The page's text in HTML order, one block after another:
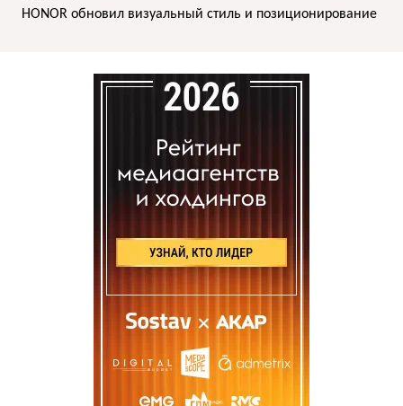
HONOR обновил визуальный стиль и позиционирование